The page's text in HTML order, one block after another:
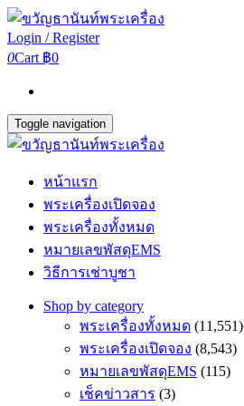
Login / Register
0Cart ฿0
Toggle navigation
หน้าแรก
พระเครื่องเปิดจอง
พระเครื่องทั้งหมด
หมายเลขพัสดุEMS
วิธีการเช่าบูชา
Shop by category
พระเครื่องทั้งหมด (11,551)
พระเครื่องเปิดจอง (8,543)
หมายเลขพัสดุEMS (115)
เช็คข่าวสาร (3)